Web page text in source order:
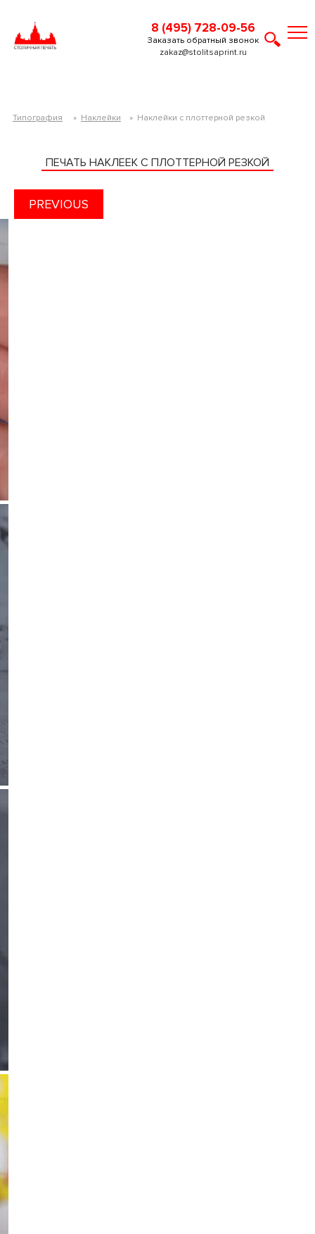
8 (495) 728-09-56
zakaz@stolitsaprint.ru
Заказать обратный звонок
Типография » Наклейки » Наклейки с плоттерной резкой
ПЕЧАТЬ НАКЛЕЕК С ПЛОТТЕРНОЙ РЕЗКОЙ
PREVIOUS